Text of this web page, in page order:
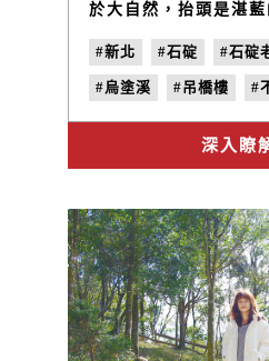
於大自然，抬頭是湛
上的毛，群魚的鱗片
社區就隱藏在美如畫卷
#新北 #石碇 #石碇
#烏塗溪 #吊橋樓 #
#黑金礦工雕像 #淡蘭
#四分子
#麵線體驗
深入瞭